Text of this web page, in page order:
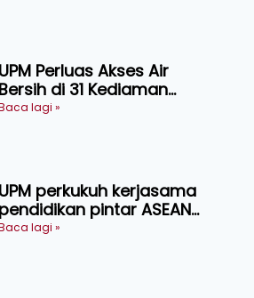
UPM Perluas Akses Air
Bersih di 31 Kediaman
Asli Tasik Chini
lagi »
UPM perkukuh kerjasama
pendidikan pintar ASEAN
lawatan rasmi ke
lagi »